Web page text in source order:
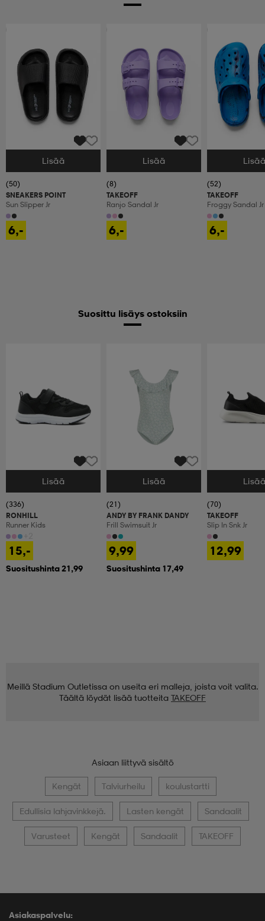
Valitse Koko
Lisää
(50)
SNEAKERS POINT
Sun Slipper Jr
6,-
Valitse Koko
Lisää
(8)
TAKEOFF
Ranjo Sandal Jr
6,-
Valitse Koko
(52)
TAKEOFF
Froggy Sandal Jr
6,-
Suosittu lisäys ostoksiin
Valitse Koko
Lisää
(336)
RONHILL
Runner Kids
15,-
Suositushinta 21,99
Valitse Koko
Lisää
(21)
ANDY BY FRANK DANDY
Frill Swimsuit Jr
9,99
Suositushinta 17,49
Valitse Koko
(70)
TAKEOFF
Slip In Snk Jr
12,99
Meillä Stadium Outletissa on useita eri malleja, joista voit valita.
Täältä löydät lisää tuotteita TAKEOFF
Asiaan liittyvä sisältö
Kengät Talviurheilu koulustartti
Edullisia lahjavinkkejä. Lasten kengät Sandaalit
Varusteet Kengät Sandaalit TAKEOFF
Asiakaspalvelu: